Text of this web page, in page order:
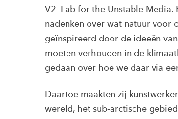
V2_Lab for the Unstable
nadenken over wat natuur voor
geïnspireerd door de ideeën
moeten verhouden in de
gedaan over hoe we daar via
Daartoe maakten zij
wereld, het sub-arctische